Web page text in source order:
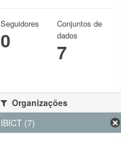
Seguidores
0
Conjuntos de
dados
7
Organizações
IBICT (7)